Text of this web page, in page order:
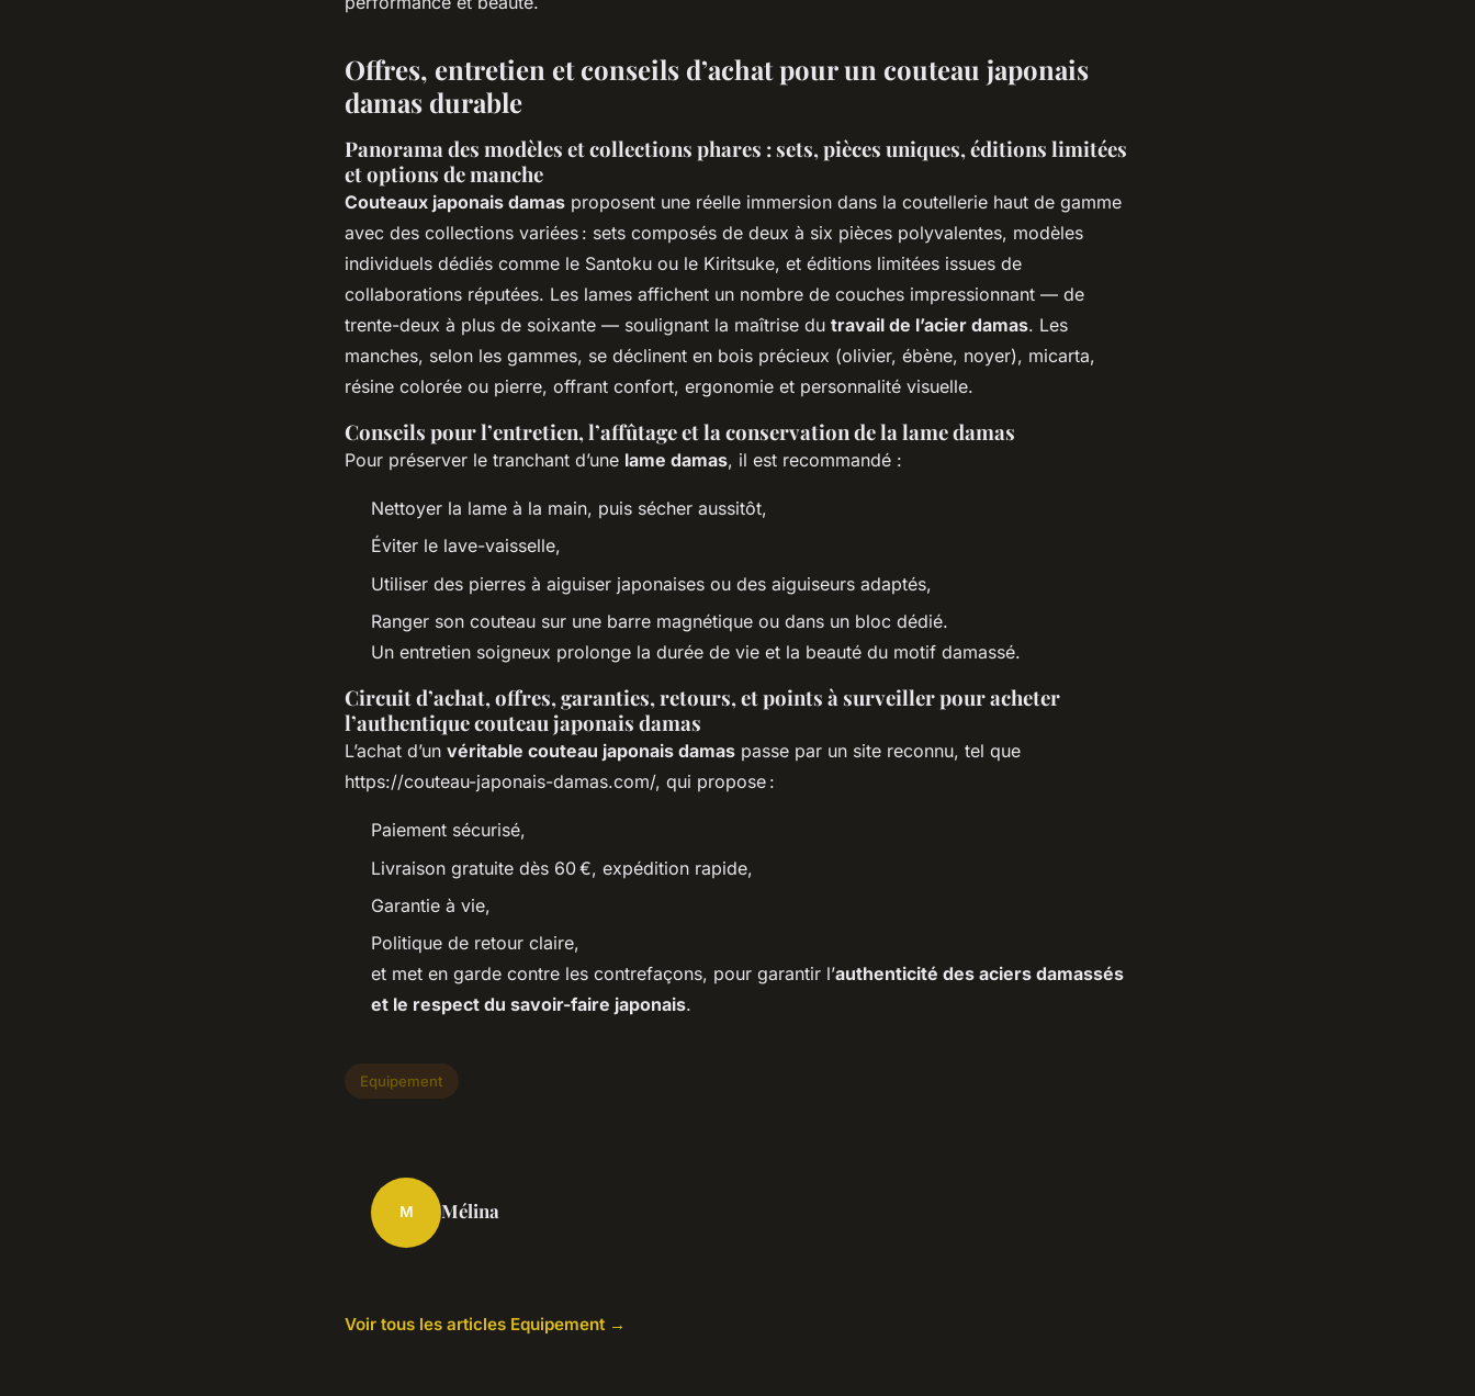
Offres, entretien et conseils d’achat pour un couteau japonais
damas durable
Panorama des modèles et collections phares : sets, pièces uniques, éditions limitées
et options de manche
Couteaux japonais damas proposent une réelle immersion dans la coutellerie haut de gamme
avec des collections variées : sets composés de deux à six pièces polyvalentes, modèles
individuels dédiés comme le Santoku ou le Kiritsuke, et éditions limitées issues de
collaborations réputées. Les lames affichent un nombre de couches impressionnant — de
trente-deux à plus de soixante — soulignant la maîtrise du travail de l’acier damas. Les
manches, selon les gammes, se déclinent en bois précieux (olivier, ébène, noyer), micarta,
résine colorée ou pierre, offrant confort, ergonomie et personnalité visuelle.
Conseils pour l’entretien, l’affûtage et la conservation de la lame damas
Pour préserver le tranchant d’une lame damas, il est recommandé :
Nettoyer la lame à la main, puis sécher aussitôt,
Éviter le lave-vaisselle,
Utiliser des pierres à aiguiser japonaises ou des aiguiseurs adaptés,
Ranger son couteau sur une barre magnétique ou dans un bloc dédié.
Un entretien soigneux prolonge la durée de vie et la beauté du motif damassé.
Circuit d’achat, offres, garanties, retours, et points à surveiller pour acheter
l’authentique couteau japonais damas
L’achat d’un véritable couteau japonais damas passe par un site reconnu, tel que
https://couteau-japonais-damas.com/, qui propose :
Paiement sécurisé,
Livraison gratuite dès 60 €, expédition rapide,
Garantie à vie,
Politique de retour claire,
et met en garde contre les contrefaçons, pour garantir l’authenticité des aciers damassés
et le respect du savoir-faire japonais.
Equipement
M Mélina
Voir tous les articles Equipement →